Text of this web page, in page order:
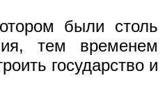
были столь
тем временем
государство и